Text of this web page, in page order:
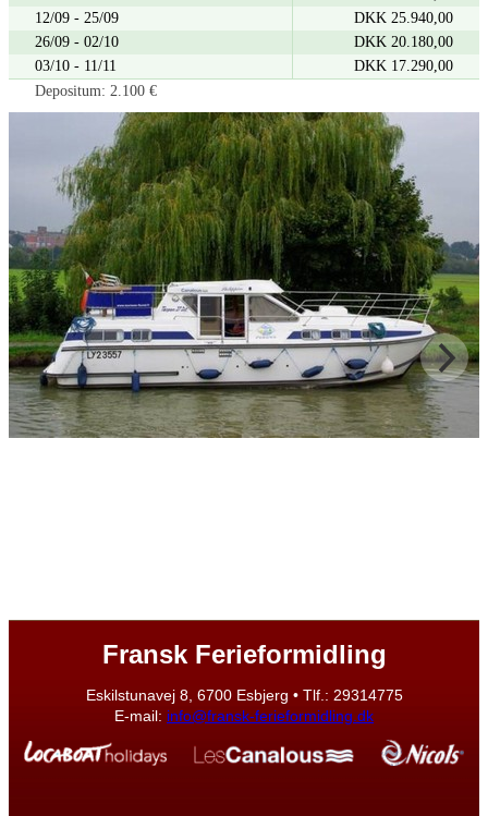
12/09 - 25/09
DKK 25.940,00
26/09 - 02/10
DKK 20.180,00
03/10 - 11/11
DKK 17.290,00
Depositum: 2.100 €
Fransk Ferieformidling
Eskilstunavej 8, 6700 Esbjerg • Tlf.: 29314775
E-mail: info@fransk-ferieformidling.dk